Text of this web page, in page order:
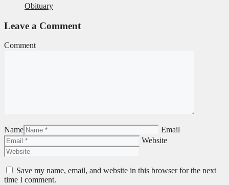
Obituary
Leave a Comment
Comment
Name
Email
Website
Save my name, email, and website in this browser for the next
time I comment.